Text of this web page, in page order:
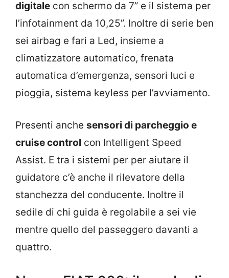
digitale con schermo da 7” e il sistema per
l’infotainment da 10,25”. Inoltre di serie ben
sei airbag e fari a Led, insieme a
climatizzatore automatico, frenata
automatica d’emergenza, sensori luci e
pioggia, sistema keyless per l’avviamento.
Presenti anche sensori di parcheggio e
cruise control con Intelligent Speed
Assist. E tra i sistemi per per aiutare il
guidatore c’è anche il rilevatore della
stanchezza del conducente. Inoltre il
sedile di chi guida è regolabile a sei vie
mentre quello del passeggero davanti a
quattro.